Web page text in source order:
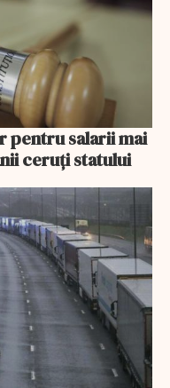
pentru salarii mai
ceruți statului